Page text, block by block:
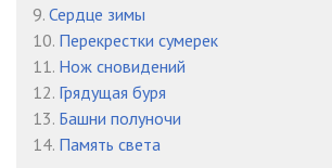
3-24
3-25
3-26
3-27
9. Сердце зимы
10. Перекрестки сумерек
11. Нож сновидений
12. Грядущая буря
13. Башни полуночи
14. Память света